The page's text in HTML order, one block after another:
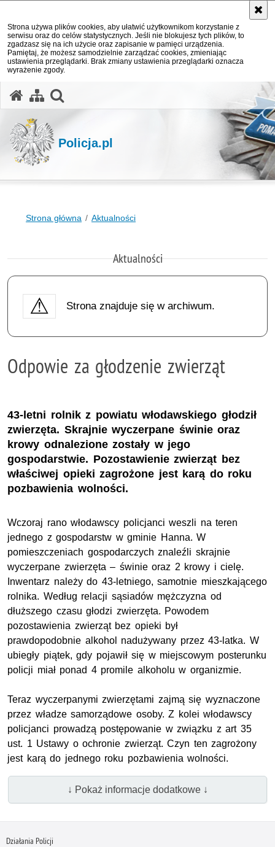
Strona używa plików cookies, aby ułatwić użytkownikom korzystanie z
serwisu oraz do celów statystycznych. Jeśli nie blokujesz tych plików, to
zgadzasz się na ich użycie oraz zapisanie w pamięci urządzenia.
Pamiętaj, że możesz samodzielnie zarządzać cookies, zmieniając
ustawienia przeglądarki. Brak zmiany ustawienia przeglądarki oznacza
wyrażenie zgody.
Policja.pl
Strona główna Aktualności
Aktualności
Strona znajduje się w archiwum.
Odpowie za głodzenie zwierząt
43-letni rolnik z powiatu włodawskiego głodził
zwierzęta. Skrajnie wyczerpane świnie oraz
krowy odnalezione zostały w jego
gospodarstwie. Pozostawienie zwierząt bez
właściwej opieki zagrożone jest karą do roku
pozbawienia wolności.
Wczoraj rano włodawscy policjanci weszli na teren
jednego z gospodarstw w gminie Hanna. W
pomieszczeniach gospodarczych znaleźli skrajnie
wyczerpane zwierzęta – świnie oraz 2 krowy i cielę.
Inwentarz należy do 43-letniego, samotnie mieszkającego
rolnika. Według relacji sąsiadów mężczyzna od
dłuższego czasu głodzi zwierzęta. Powodem
pozostawienia zwierząt bez opieki był
prawdopodobnie alkohol nadużywany przez 43-latka. W
ubiegły piątek, gdy pojawił się w miejscowym posterunku
policji miał ponad 4 promile alkoholu w organizmie.
Teraz wyczerpanymi zwierzętami zajmą się wyznaczone
przez władze samorządowe osoby. Z kolei włodawscy
policjanci prowadzą postępowanie w związku z art 35
ust. 1 Ustawy o ochronie zwierząt. Czyn ten zagrożony
jest karą do jednego roku pozbawienia wolności.
↓ Pokaż informacje dodatkowe ↓
Działania Policji